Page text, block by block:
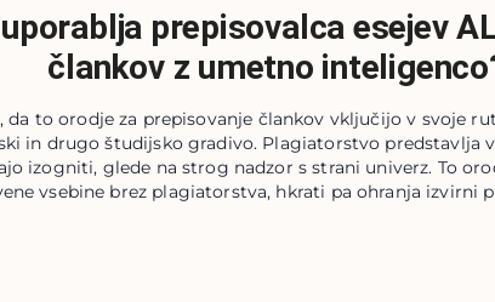
prepisovalca esejev
člankov z umetno
to orodje za prepisovanje člankov vključijo v svoje
in drugo študijsko gradivo. Plagiatorstvo predstavlja
izogniti, glede na strog nadzor s strani univerz. To
vsebine brez plagiatorstva, hkrati pa ohranja izvirni